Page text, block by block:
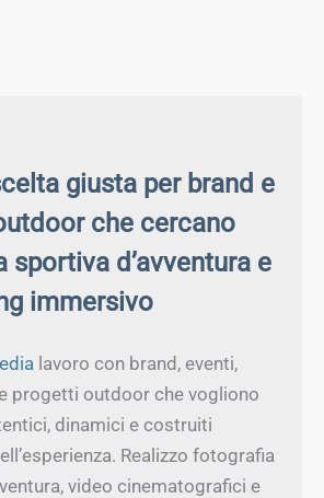
giusta per brand e
che cercano
sportiva d’avventura e
immersivo
lavoro con brand, eventi,
progetti outdoor che vogliono
dinamici e costruiti
Realizzo fotografia
video cinematografici e